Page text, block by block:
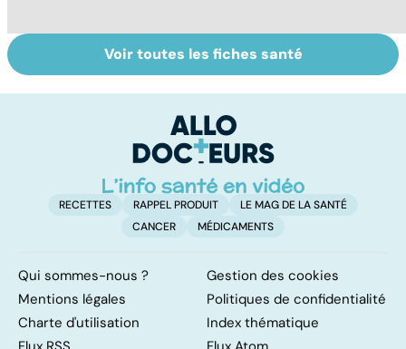
La tuberculose
pulmonaire
Femmes :
comment
Voir toutes les fiches santé
RECETTES RAPPEL PRODUIT
LE MAG DE LA SANTÉ
CANCER
MÉDICAMENTS
Qui sommes-nous ?
Gestion des cookies
Mentions légales
Politiques de confidentialité
Charte d'utilisation
Index thématique